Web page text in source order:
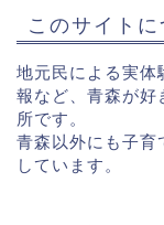
このサイトに
地元民による実体
報など、青森が好
所です。
青森以外にも子育
しています。